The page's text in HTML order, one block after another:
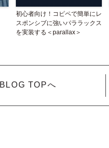
初心者向け！コピペで簡単にレ
スポンシブに強いパララックス
を実装する＜parallax＞
BLOG TOPへ